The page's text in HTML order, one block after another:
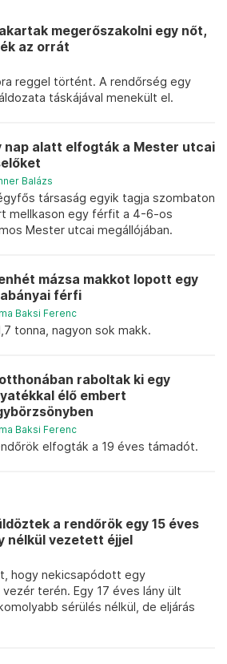
megerőszakolni egy nőt,
az orrát
reggel történt. A rendőrség egy
táskájával menekült el.
nap alatt elfogták a Mester utcai
Balázs
társaság egyik tagja szombaton
mellkason egy férfit a 4-6-os
Mester utcai megállójában.
mázsa makkot lopott egy
férfi
Baksi Ferenc
tonna, nagyon sok makk.
raboltak ki egy
élő embert
Baksi Ferenc
elfogták a 19 éves támadót.
a rendőrök egy 15 éves
nélkül vezetett éjjel
hogy nekicsapódott egy
terén. Egy 17 éves lány ült
sérülés nélkül, de eljárás